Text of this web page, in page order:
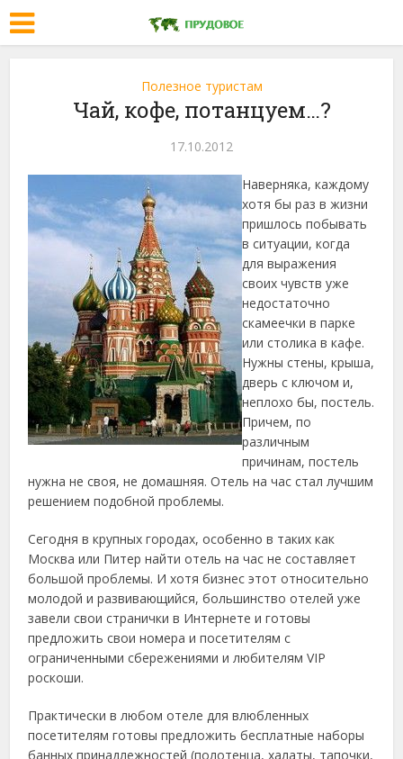
Полезное туристам
Чай, кофе, потанцуем…?
17.10.2012
Наверняка, каждому
хотя бы раз в жизни
пришлось побывать
в ситуации, когда
для выражения
своих чувств уже
недостаточно
скамеечки в парке
или столика в кафе.
Нужны стены, крыша,
дверь с ключом и,
неплохо бы, постель.
Причем, по
различным
причинам, постель
нужна не своя, не домашняя. Отель на час стал лучшим
решением подобной проблемы.
Сегодня в крупных городах, особенно в таких как
Москва или Питер найти отель на час не составляет
большой проблемы. И хотя бизнес этот относительно
молодой и развивающийся, большинство отелей уже
завели свои странички в Интернете и готовы
предложить свои номера и посетителям с
ограниченными сбережениями и любителям VIP
роскоши.
Практически в любом отеле для влюбленных
посетителям готовы предложить бесплатные наборы
банных принадлежностей (полотенца, халаты, тапочки,